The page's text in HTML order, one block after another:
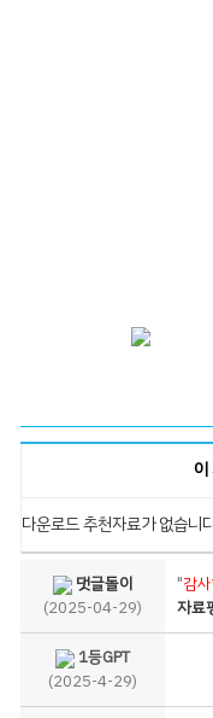
다운로드 추천자료가 없습니
댓글돌이
(2025-04-29)
"감
자료
1등GPT
(2025-4-29)